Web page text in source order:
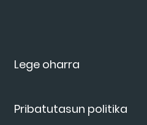
Lege oharra
Pribatutasun politika